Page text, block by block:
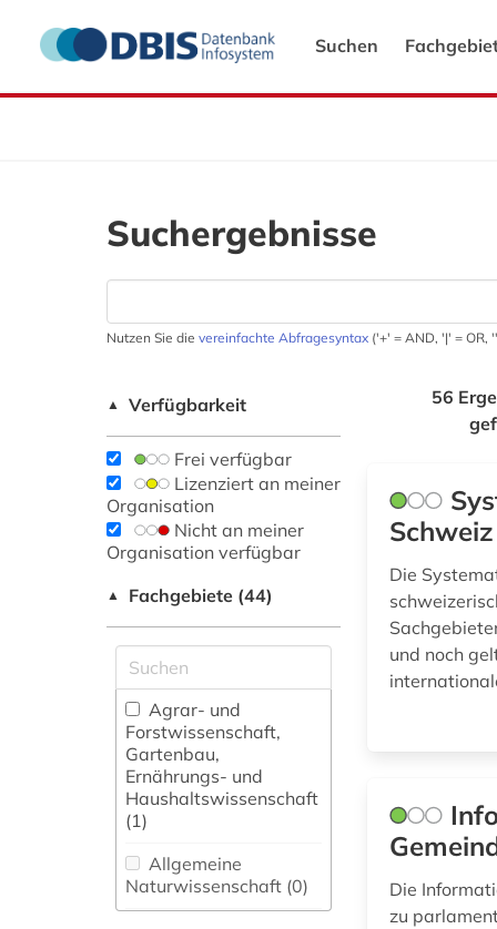
Suchen
Suchergebnisse
Nutzen Sie die vereinfachte Abfragesyntax ('+' = AND, '|' = OR,
▲ Verfügbarkeit
Frei verfügbar
Lizenziert an meiner
Organisation
Nicht an meiner
Organisation verfügbar
▲ Fachgebiete (44)
Agrar- und
Forstwissenschaft,
Gartenbau,
Ernährungs- und
Haushaltswissenschaft
(1)
Allgemeine
Naturwissenschaft (0)
56
Schweiz
Die
und noch
Die
zu